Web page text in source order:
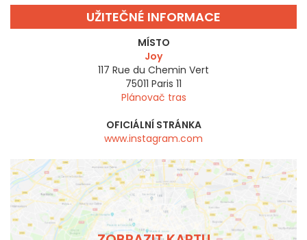
UŽITEČNÉ INFORMACE
MÍSTO
Joy
117 Rue du Chemin Vert
75011 Paris 11
Plánovač tras
OFICIÁLNÍ STRÁNKA
www.instagram.com